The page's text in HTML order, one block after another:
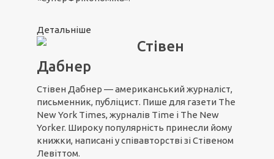
Детальніше
Стівен
Дабнер
Стівен Дабнер — американський журналіст,
письменник, публіцист. Пише для газети The
New York Times, журналів Time і The New
Yorker. Широку популярність принесли йому
книжки, написані у співавторстві зі Стівеном
Левіттом.